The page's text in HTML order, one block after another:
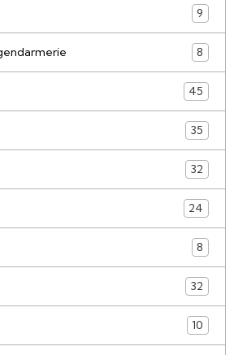
9
8
45
35
32
24
8
32
10